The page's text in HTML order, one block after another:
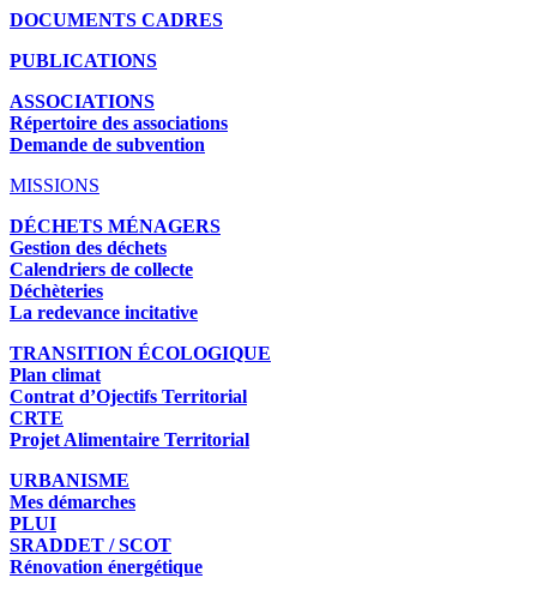
DOCUMENTS CADRES
PUBLICATIONS
ASSOCIATIONS
Répertoire des associations
Demande de subvention
MISSIONS
DÉCHETS MÉNAGERS
Gestion des déchets
Calendriers de collecte
Déchèteries
La redevance incitative
TRANSITION ÉCOLOGIQUE
Plan climat
Contrat d’Ojectifs Territorial
CRTE
Projet Alimentaire Territorial
URBANISME
Mes démarches
PLUI
SRADDET / SCOT
Rénovation énergétique